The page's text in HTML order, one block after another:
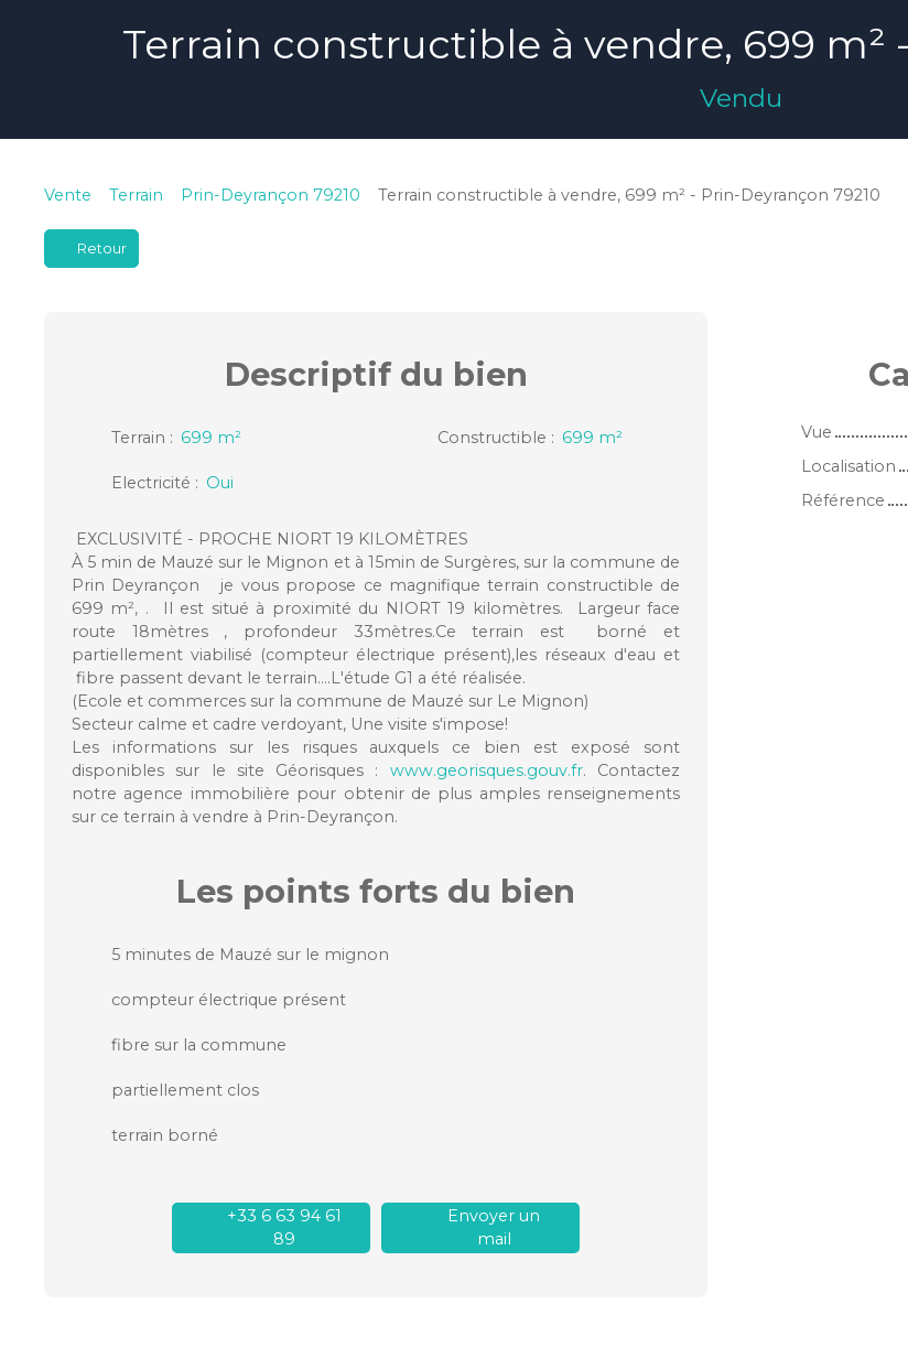
Terrain constructible à vendre, 699 m²
Vendu
Vente Terrain Prin-Deyrançon 79210 Terrain constructible à vendre, 699 m² - Prin-Deyrançon 79210
Retour
Descriptifdu bien
Terrain : 699 m² Constructible : 699 m²
Electricité : Oui
EXCLUSIVITÉ - PROCHE NIORT 19 KILOMÈTRES
À 5 min de Mauzé sur le Mignon et à 15min de Surgères, sur la commune de
Prin Deyrançon je vous propose ce magnifique terrain constructible de
699 m², . Il est situé à proximité du NIORT 19 kilomètres. Largeur face
route 18mètres , profondeur 33mètres.Ce terrain est borné et
partiellement viabilisé (compteur électrique présent),les réseaux d'eau et
fibre passent devant le terrain....L'étude G1 a été réalisée.
(Ecole et commerces sur la commune de Mauzé sur Le Mignon)
Secteur calme et cadre verdoyant, Une visite s'impose!
Les informations sur les risques auxquels ce bien est exposé sont
disponibles sur le site Géorisques : www.georisques.gouv.fr. Contactez
notre agence immobilière pour obtenir de plus amples renseignements
sur ce terrain à vendre à Prin-Deyrançon.
Les points forts du bien
5 minutes de Mauzé sur le mignon
compteur électrique présent
fibre sur la commune
partiellement clos
terrain borné
+33 6 63 94 61
89
Envoyer un
mail
Vue
Localisation
Référence